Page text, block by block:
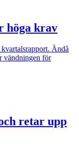
höga krav
Ändå
vändningen för
retar upp